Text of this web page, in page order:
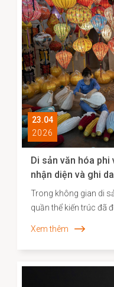
còn cho thấy hiệu
với phát huy giá trị
vững.
23.04
2026
Di sản văn hóa phi
nhận diện và ghi
Trong không gian di
quần thể kiến trúc đã
và năng lực sáng tạo
phương. Những năm
diện và xây dựng hồ
Xem thêm